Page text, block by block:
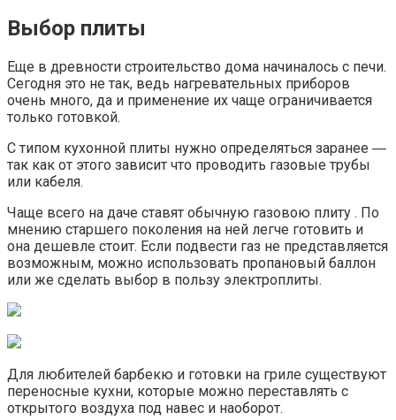
Выбор плиты
Еще в древности строительство дома начиналось с печи.
Сегодня это не так, ведь нагревательных приборов
очень много, да и применение их чаще ограничивается
только готовкой.
С типом кухонной плиты нужно определяться заранее ―
так как от этого зависит что проводить газовые трубы
или кабеля.
Чаще всего на даче ставят обычную газовою плиту . По
мнению старшего поколения на ней легче готовить и
она дешевле стоит. Если подвести газ не представляется
возможным, можно использовать пропановый баллон
или же сделать выбор в пользу электроплиты.
Для любителей барбекю и готовки на гриле существуют
переносные кухни, которые можно переставлять с
открытого воздуха под навес и наоборот.